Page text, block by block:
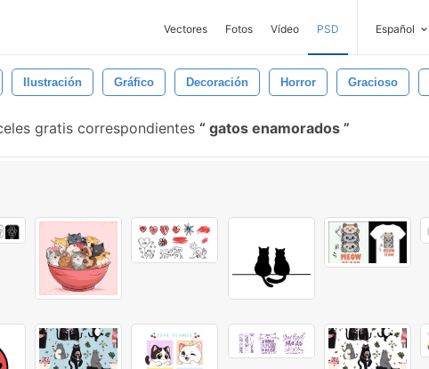
Vectores Fotos Vídeo PSD Español
Ilustración Gráfico Decoración Horror Gracioso
gratis correspondientes gatos enamorados